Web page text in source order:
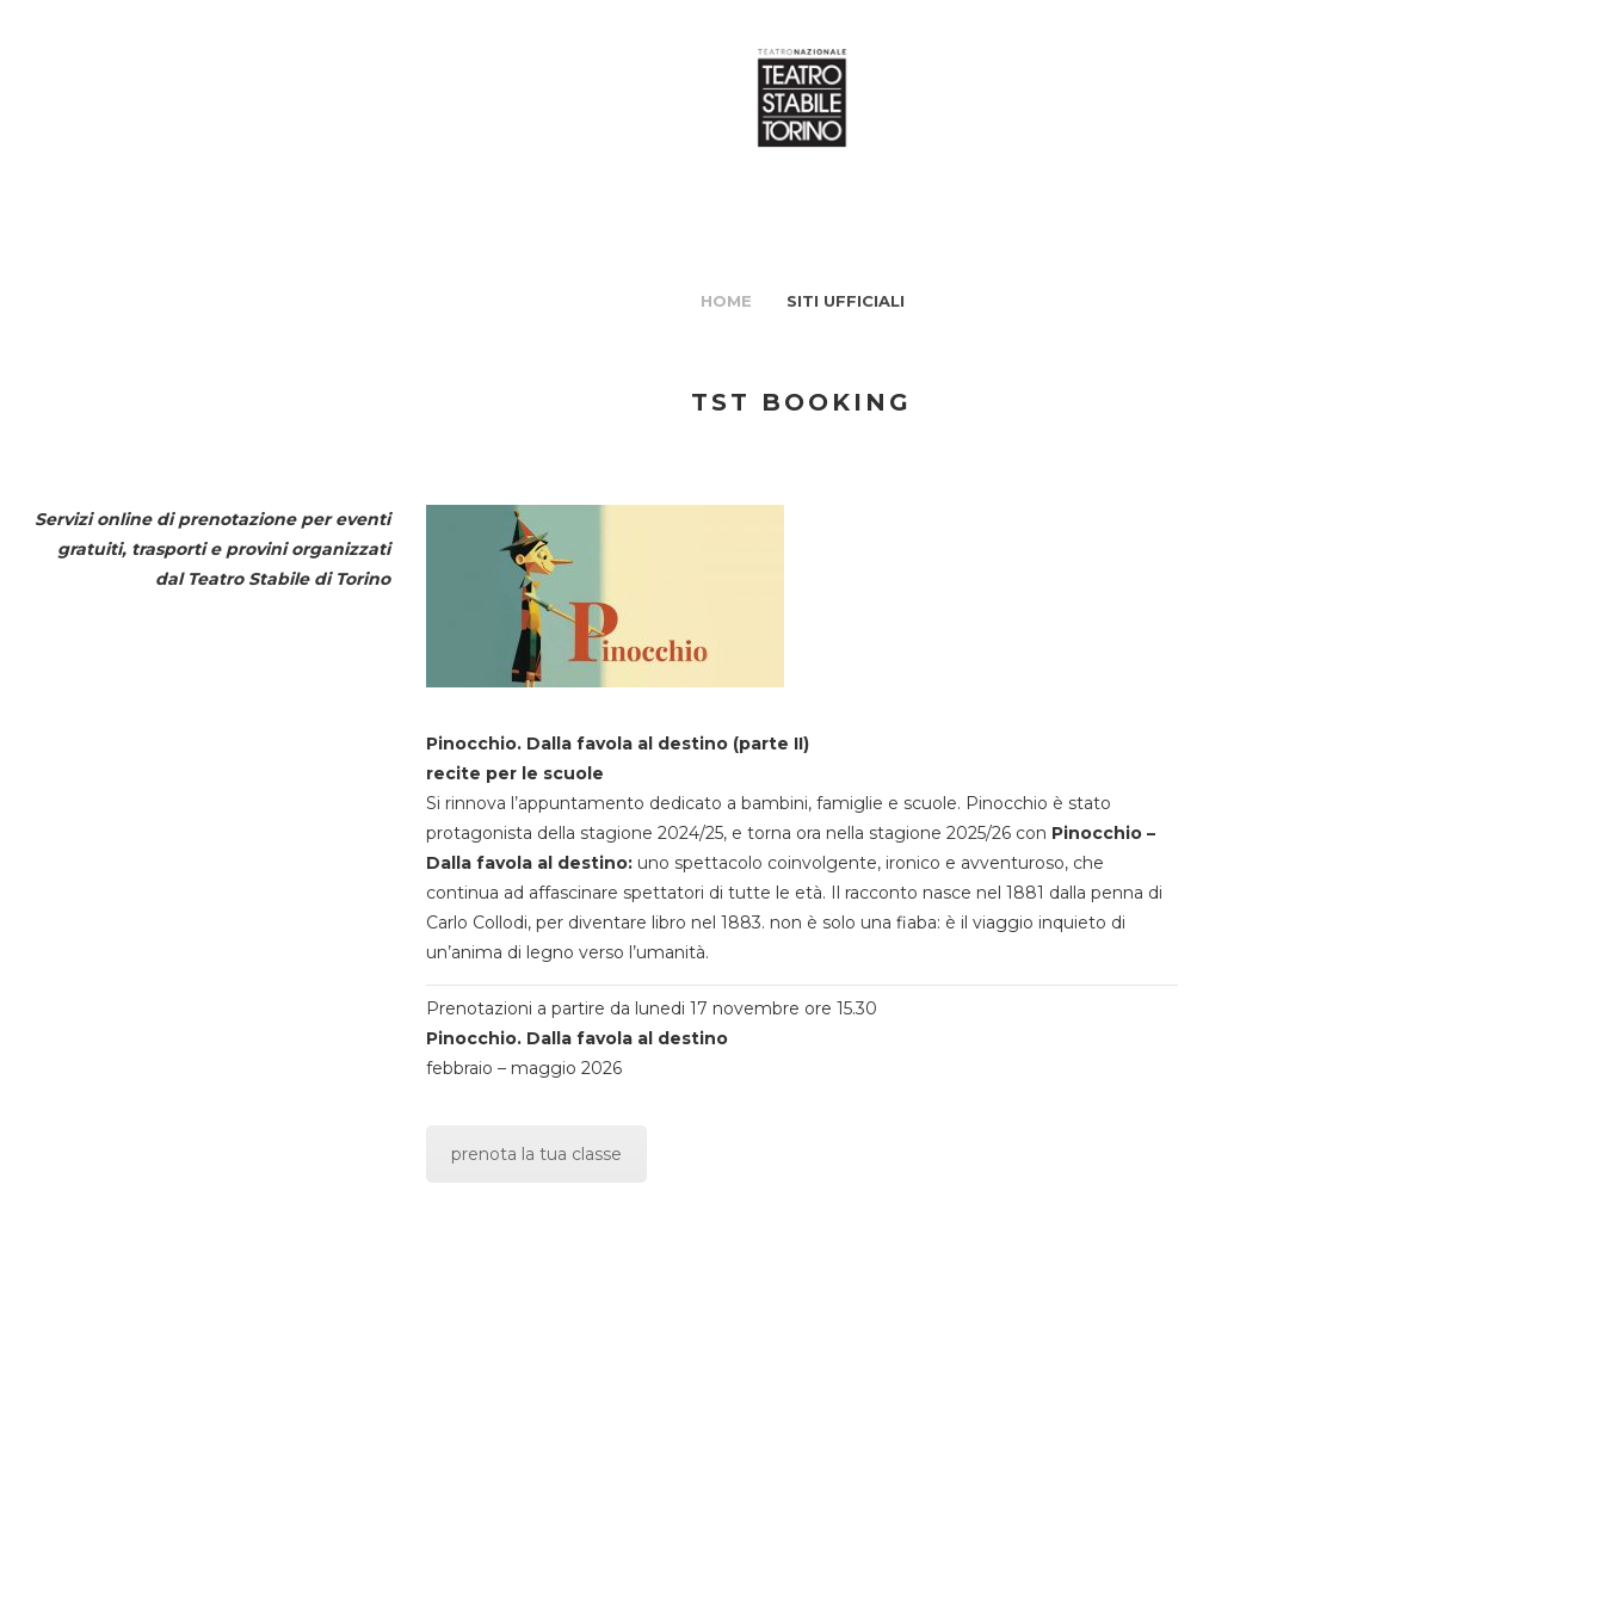
HOME SITI UFFICIALI
TST BOOKING
Servizi online di prenotazione per eventi
gratuiti, trasporti e provini organizzati
dal Teatro Stabile di Torino
Pinocchio. Dalla favola al destino (parte II)
recite per le scuole
Si rinnova l’appuntamento dedicato a bambini, famiglie e scuole. Pinocchio è stato
protagonista della stagione 2024/25, e torna ora nella stagione 2025/26 con Pinocchio –
Dalla favola al destino:uno spettacolo coinvolgente, ironico e avventuroso, che
continua ad affascinare spettatori di tutte le età. Il racconto nasce nel 1881 dalla penna di
Carlo Collodi, per diventare libro nel 1883. non è solo una fiaba: è il viaggio inquieto di
un’anima di legno verso l’umanità.
Prenotazioni a partire da lunedi 17 novembre ore 15.30
Pinocchio. Dalla favola al destino
febbraio – maggio 2026
prenota la tua classe